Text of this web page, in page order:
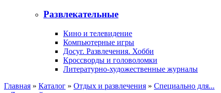
Развлекательные
Кино и телевидение
Компьютерные игры
Досуг. Развлечения. Хобби
Кроссворды и головоломки
Литературно-художественные журналы
Главная » Каталог » Отдых и развлечения » Специально для...